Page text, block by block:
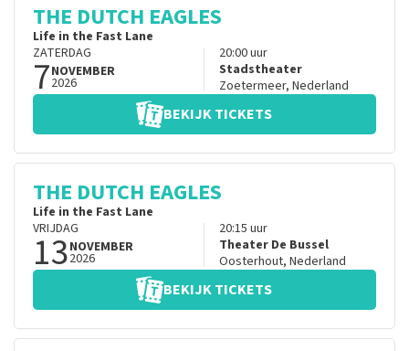
THE DUTCH EAGLES
Life in the Fast Lane
ZATERDAG
7NOVEMBER
2026
20:00uur
Stadstheater
Zoetermeer, Nederland
BEKIJK TICKETS
THE DUTCH EAGLES
Life in the Fast Lane
VRIJDAG
13NOVEMBER
2026
20:15 uur
Theater De Bussel
Oosterhout, Nederland
BEKIJK TICKETS